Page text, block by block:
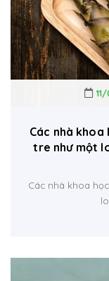
Các nhà
tre như một
Các nhà khoa